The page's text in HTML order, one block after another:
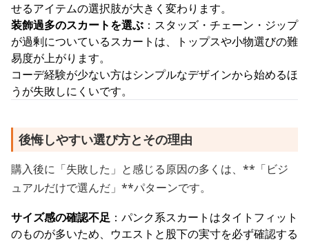
せるアイテムの選択肢が大きく変わります。
装飾過多のスカートを選ぶ ：スタッズ・チェーン・ジップ
が過剰についているスカートは、トップスや小物選びの難
易度が上がります。
コーデ経験が少ない方はシンプルなデザインから始めるほ
うが失敗しにくいです。
後悔しやすい選び方とその理由
購入後に「失敗した」と感じる原因の多くは、**「ビジ
ュアルだけで選んだ」**パターンです。
サイズ感の確認不足 ：パンク系スカートはタイトフィット
のものが多いため、ウエストと股下の実寸を必ず確認する